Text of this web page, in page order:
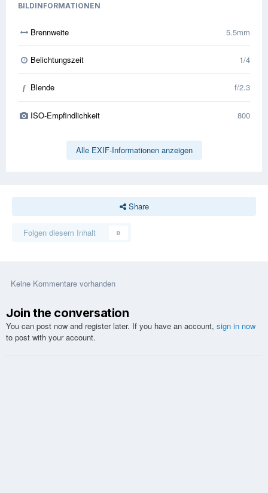
BILDINFORMATIONEN
Brennweite 5.5mm
Belichtungszeit 1/4
f Blende f/2.3
ISO-Empfindlichkeit 800
Alle EXIF-Informationen anzeigen
Share
Folgen diesem Inhalt 0
Keine Kommentare vorhanden
Join the conversation
You can post now and register later. If you have an account, sign in now
to post with your account.